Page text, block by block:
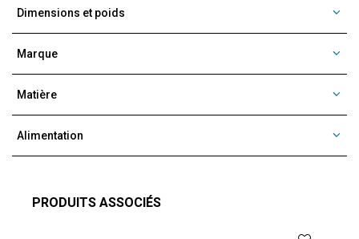
Dimensions et poids
Marque
Matière
Alimentation
PRODUITS ASSOCIÉS